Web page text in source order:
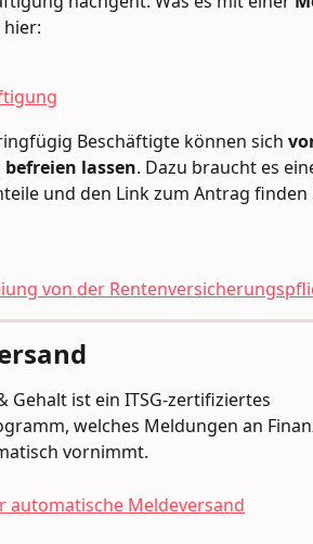
hier:
Beschäftigte können sich
lassen. Dazu braucht es
und den Link zum Antrag finden
von der
Gehalt ist ein ITSG-zertifiziertes
welches Meldungen an
vornimmt.
automatische Meldeversand